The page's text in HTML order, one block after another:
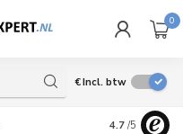
0
€Incl. btw
Levering
4.7 /5